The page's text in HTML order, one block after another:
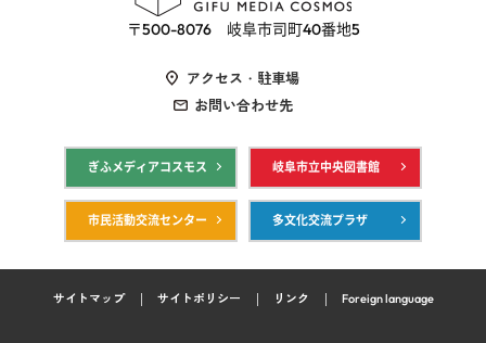
〒500-8076 岐阜市司町40番地5
アクセス・駐車場
お問い合わせ先
ぎふメディアコスモス 岐阜市立中央図書館
市民活動交流センター 多文化交流プラザ
サイトマップ サイトポリシー リンク Foreign language